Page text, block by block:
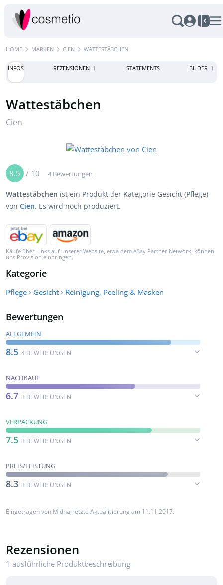
HOME MARKEN CIEN WATTESTÄBCHEN
INFOS REZENSIONEN 1 STATEMENTS BILDER 1
Wattestäbchen
Cien
8.5 / 10 4 Bewertungen
Wattestäbchen ist ein Produkt der Kategorie Gesicht (Pflege)
von Cien. Es wird noch produziert.
Käufe über Links auf unserer Website, etwa dem eBay Partner Network, können
uns Provision einbringen.
Kategorie
Pflege Gesicht Reinigung, Peeling & Masken
Bewertungen
ALLGEMEIN
8.5 4 BEWERTUNGEN
NACHKAUF
6.7 3 BEWERTUNGEN
VERPACKUNG
7.5 3 BEWERTUNGEN
PREIS/LEISTUNG
8.3 3 BEWERTUNGEN
Eingetragen von Midna, letzte Aktualisierung am 11.11.2017.
Rezensionen
1 ausführliche Produktbeschreibung